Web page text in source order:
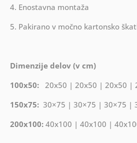
4. Enostavna montaža
5. Pakirano v močno kartonsko
Dimenzije delov (v cm)
100x50: 20x50 | 20x50 | 20x50 |
150x75: 30×75 | 30×75 | 30×75 |
200x100: 40x100 | 40x100 |